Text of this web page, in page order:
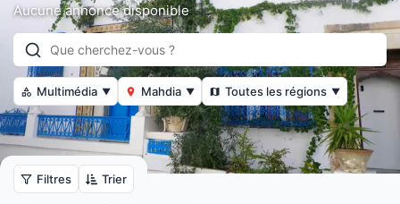
Aucune annonce disponible
Multimédia ▼ Mahdia ▼ Toutes les régions ▼
Filtres Trier